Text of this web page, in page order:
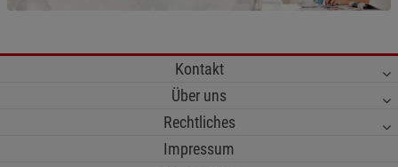
Kontakt
Über uns
Rechtliches
Impressum
anzeigen
Statistik Cookies (2) Statistik Cookies
Beschreibung Statistik Cookies
Cookie-Informationen